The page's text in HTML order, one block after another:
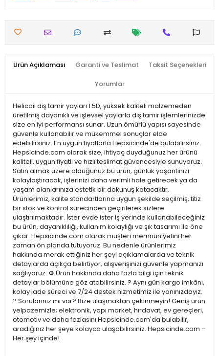
Ürün Açıklaması Garanti ve Teslimat Taksit Seçenekleri
Yorumlar
Helicoil diş tamir yayları 1.5D, yüksek kaliteli malzemeden
üretilmiş dayanıklı ve işlevsel yaylarla diş tamir işlemlerinizde
size en iyi performansı sunar. Uzun ömürlü yapısı sayesinde
güvenle kullanabilir ve mükemmel sonuçlar elde
edebilirsiniz. En uygun fiyatlarla Hepsicinde'de bulabilirsiniz.
Hepsicinde.com olarak size, ihtiyaç duyduğunuz her ürünü
kaliteli, uygun fiyatlı ve hızlı teslimat güvencesiyle sunuyoruz.
Satın almak üzere olduğunuz bu ürün, günlük yaşantınızı
kolaylaştıracak, işlerinizi daha verimli hale getirecek ya da
yaşam alanlarınıza estetik bir dokunuş katacaktır.
Ürünlerimiz, kalite standartlarına uygun şekilde seçilmiş, titiz
bir stok ve kontrol sürecinden geçirilerek sizlere
ulaştırılmaktadır. İster evde ister iş yerinde kullanabileceğiniz
bu ürün, dayanıklılığı, kullanım kolaylığı ve şık tasarımı ile öne
çıkar. Hepsicinde.com olarak müşteri memnuniyetini her
zaman ön planda tutuyoruz. Bu nedenle ürünlerimiz
hakkında merak ettiğiniz her şeyi açıklamalarda ve teknik
detaylarda açıkça belirtiyor, alışverişinizi güvenle yapmanızı
sağlıyoruz. ⚙️ Ürün hakkında daha fazla bilgi için teknik
detaylar bölümüne göz atabilirsiniz. ? Aynı gün kargo imkânı,
kolay iade süreci ve 7/24 destek hizmetimiz ile yanınızdayız.
? Sorularınız mı var? Bize ulaşmaktan çekinmeyin! Geniş ürün
yelpazemizle; elektronik, yapı market, hırdavat, ev gereçleri,
otomotiv ve daha fazlasını Hepsicinde.com'da bulabilir,
aradığınız her şeye kolayca ulaşabilirsiniz. Hepsicinde.com –
Her şey içinde!